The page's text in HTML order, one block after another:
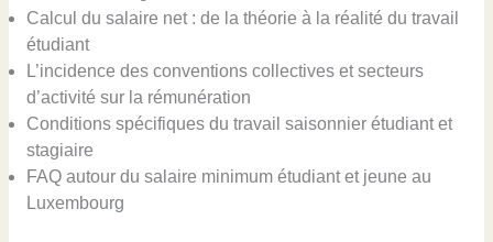
Calcul du salaire net : de la théorie à la réalité du travail
étudiant
L’incidence des conventions collectives et secteurs
d’activité sur la rémunération
Conditions spécifiques du travail saisonnier étudiant et
stagiaire
FAQ autour du salaire minimum étudiant et jeune au
Luxembourg